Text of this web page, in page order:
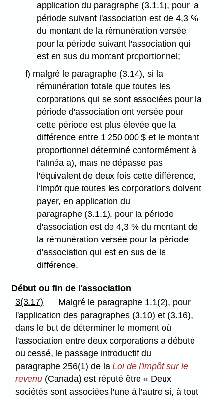
application du paragraphe (3.1.1), pour la
période suivant l'association est de 4,3 %
du montant de la rémunération versée
pour la période suivant l'association qui
est en sus du montant proportionnel;
f) malgré le paragraphe (3.14), si la
rémunération totale que toutes les
corporations qui se sont associées pour la
période d'association ont versée pour
cette période est plus élevée que la
différence entre 1 250 000 $ et le montant
proportionnel déterminé conformément à
l'alinéa a), mais ne dépasse pas
l'équivalent de deux fois cette différence,
l'impôt que toutes les corporations doivent
payer, en application du
paragraphe (3.1.1), pour la période
d'association est de 4,3 % du montant de
la rémunération versée pour la période
d'association qui est en sus de la
différence.
Début ou fin de l'association
3(3.17)
Malgré le paragraphe 1.1(2), pour
l'application des paragraphes (3.10) et (3.16),
dans le but de déterminer le moment où
l'association entre deux corporations a débuté
ou cessé, le passage introductif du
paragraphe 256(1) de laLoi de l'impôt sur le
revenu (Canada) est réputé être « Deux
sociétés sont associées l'une à l'autre si, à tout